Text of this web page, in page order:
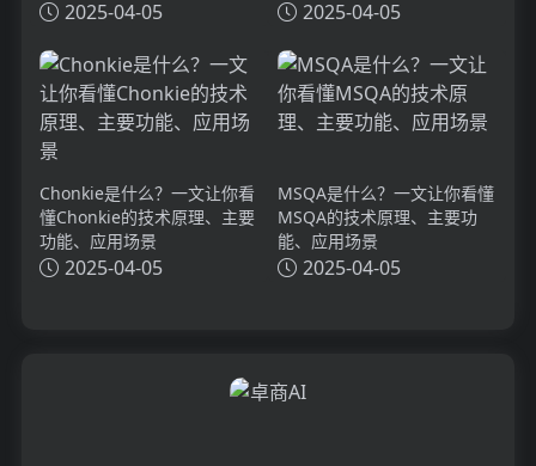
理、主要功能、应用场景
2025-04-05 2025-04-05
Chonkie是什么？一文让你看
懂Chonkie的技术原理、主要
功能、应用场景
2025-04-05
MSQA是什么？一文让你看懂
MSQA的技术原理、主要功
能、应用场景
2025-04-05